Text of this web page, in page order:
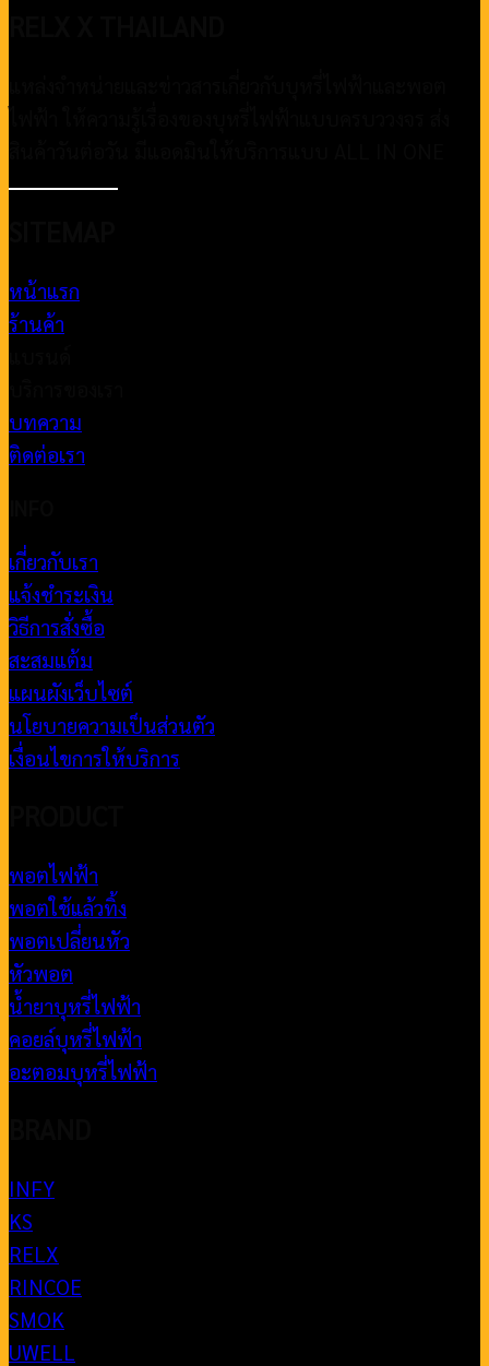
หน้าแรก
ร้านค้า
บทความ
ติดต่อเรา
เกี่ยวกับเรา
แจ้งชำระเงิน
วิธีการสั่งซื้อ
สะสมแต้ม
แผนผังเว็บไซต์
นโยบายความเป็นส่วนตัว
เงื่อนไขการให้บริการ
พอตไฟฟ้า
พอตใช้แล้วทิ้ง
พอตเปลี่ยนหัว
หัวพอต
น้ำยาบุหรี่ไฟฟ้า
คอยล์บุหรี่ไฟฟ้า
อะตอมบุหรี่ไฟฟ้า
INFY
KS
RELX
RINCOE
SMOK
UWELL